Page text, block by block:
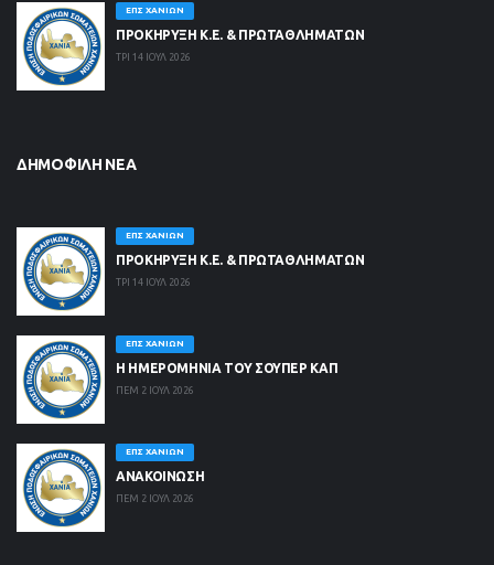
ΕΠΣ ΧΑΝΊΩΝ
ΠΡΟΚΗΡΥΞΗ Κ.Ε. & ΠΡΩΤΑΘΛΗΜΑΤΩΝ
ΤΡΙ 14 ΙΟΥΛ 2026
ΔΗΜΟΦΙΛΉ ΝΈΑ
ΕΠΣ ΧΑΝΊΩΝ
ΠΡΟΚΗΡΥΞΗ Κ.Ε. & ΠΡΩΤΑΘΛΗΜΑΤΩΝ
ΤΡΙ 14 ΙΟΥΛ 2026
ΕΠΣ ΧΑΝΊΩΝ
Η ΗΜΕΡΟΜΗΝΙΑ ΤΟΥ ΣΟΥΠΕΡ ΚΑΠ
ΠΕΜ 2 ΙΟΥΛ 2026
ΕΠΣ ΧΑΝΊΩΝ
ΑΝΑΚΟΙΝΩΣΗ
ΠΕΜ 2 ΙΟΥΛ 2026